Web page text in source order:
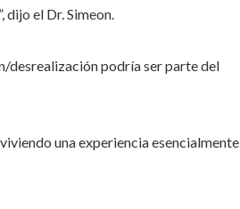
el Dr. Simeon.
desrealización podría ser parte del
una experiencia esencialmente